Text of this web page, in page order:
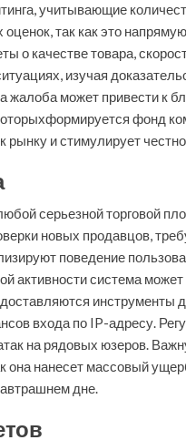
учитывающие
так как это
о качестве товара,
изучая
может привести к
фонд
и стимулирует
серьезной торговой
новых продавцов,
поведение
активности система
инструменты
входа по IP-адресу.
на рядовых юзеров.
она нанесет массовый
дне.